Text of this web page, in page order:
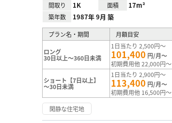
間取り 1K 面積 17m²
築年数 1987年 9月 築
プラン名・期間 月額目安
ロング
30日以上～360日未満
1日当たり 2,500円～
101,400 円/月～
初期費用他 22,000円～
ショート【7日以上】
～30日未満
1日当たり 2,900円～
113,400 円/月～
初期費用他 16,500円～
閑静な住宅地